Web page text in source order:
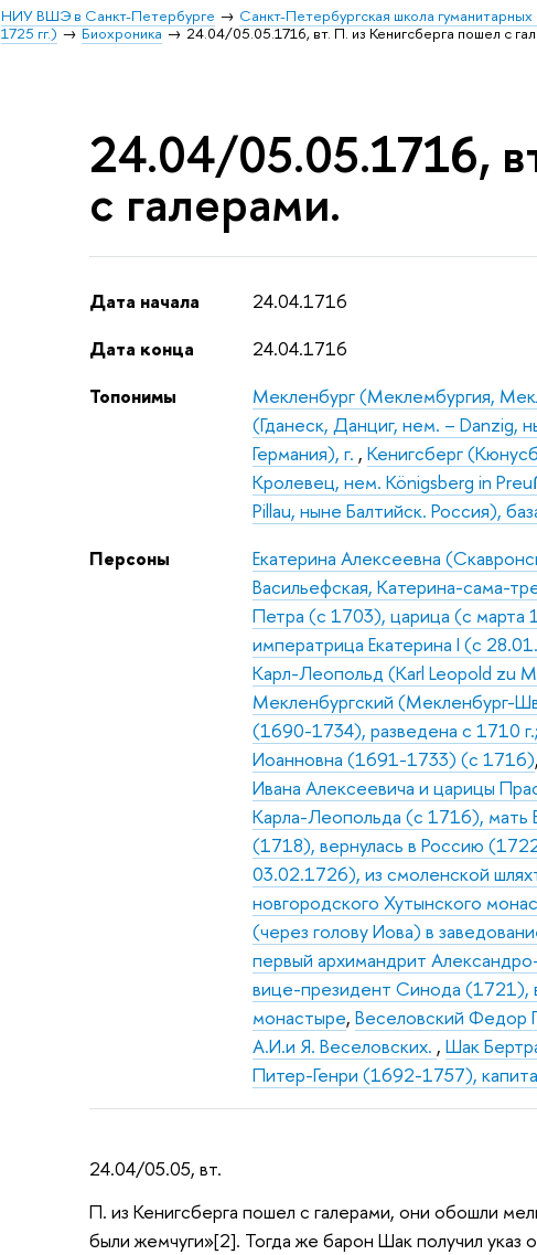
НИУ ВШЭ в Санкт-Петербурге Санкт-Петербургская школа гуманитарных
1725 гг.)
Биохроника 24.04/05.05.1716, вт. П. из Кенигсберга пошел с
24.04/05.05.1716,
с галерами.
Дата начала
24.04.1716
Дата конца
24.04.1716
Топонимы
Мекленбург (Меклембургия,
(Гданеск, Данциг, нем. – Danzig,
Германия), г. ,Кенигсберг
Кролевец, нем. Königsberg in
Pillau, ныне Балтийск. Россия),
Персоны
Екатерина Алексеевна
Васильефская, Катерина-сама-
Петра (с 1703), царица (с
императрица Екатерина I (с
Карл-Леопольд (Karl Leopold zu
Мекленбургский (Мекленбург-
(1690-1734), разведена с 1710
Иоанновна (1691-1733) (с 1716)
Ивана Алексеевича и царицы
Карла-Леопольда (с 1716), мать
(1718), вернулась в Россию
03.02.1726), из смоленской
новгородского Хутынского
(через голову Иова) в
первый архимандрит
вице-президент Синода (1721),
монастыре,Веселовский Федор
А.И.и Я. Веселовских. ,Шак
Питер-Генри (1692-1757),
24.04/05.05, вт.
П. из Кенигсберга пошел с галерами, они обошли
были жемчуги»[2]. Тогда же барон Шак получил